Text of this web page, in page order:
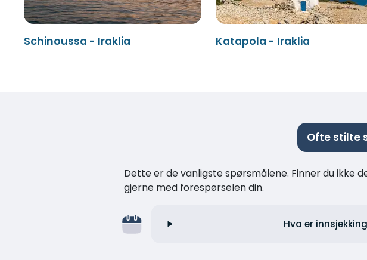
Schinoussa - Iraklia Katapola - Iraklia
Ofte stilte
Dette er de vanligste spørsmålene. Finner du ikke
gjerne med forespørselen din.
Hva er